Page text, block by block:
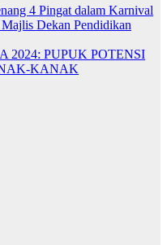
4 Pingat dalam Karnival
Dekan Pendidikan
PUPUK POTENSI
KANAK